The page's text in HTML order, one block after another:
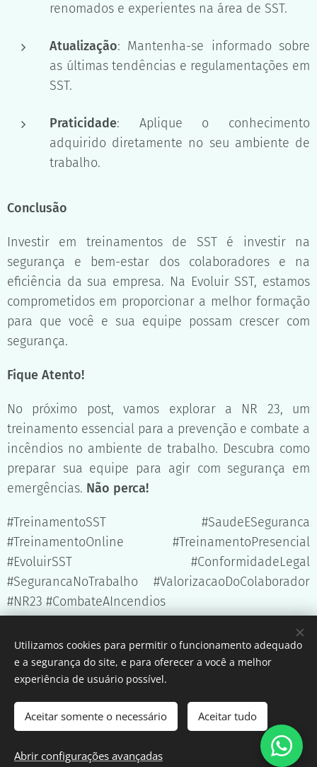
renomados e experientes na área de SST.
Atualização: Mantenha-se informado sobre
as últimas tendências e regulamentações em
SST.
Praticidade: Aplique o conhecimento
adquirido diretamente no seu ambiente de
trabalho.
Conclusão
Investir em treinamentos de SST é investir na
segurança e bem-estar dos colaboradores e na
eficiência da sua empresa. Na Evoluir SST, estamos
comprometidos em proporcionar a melhor formação
para que você e sua equipe possam crescer com
segurança.
Fique Atento!
No próximo post, vamos explorar a NR 23, um
treinamento essencial para a prevenção e combate a
incêndios no ambiente de trabalho. Descubra como
preparar sua equipe para agir com segurança em
emergências. Não perca!
#TreinamentoSST #SaudeESeguranca
#TreinamentoOnline #TreinamentoPresencial
#EvoluirSST #ConformidadeLegal
#SegurancaNoTrabalho #ValorizacaoDoColaborador
#NR23 #CombateAIncendios
Cookies
Utilizamos cookies para permitir o funcionamento adequado
e a segurança do site, e para oferecer a você a melhor
experiência de usuário possível.
Aceitar somente o necessário Aceitar tudo
Abrir configurações avançadas